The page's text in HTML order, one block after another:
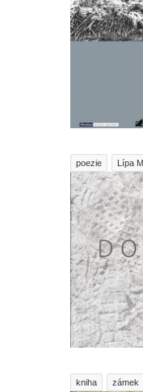
poezie Lípa
kniha zámek